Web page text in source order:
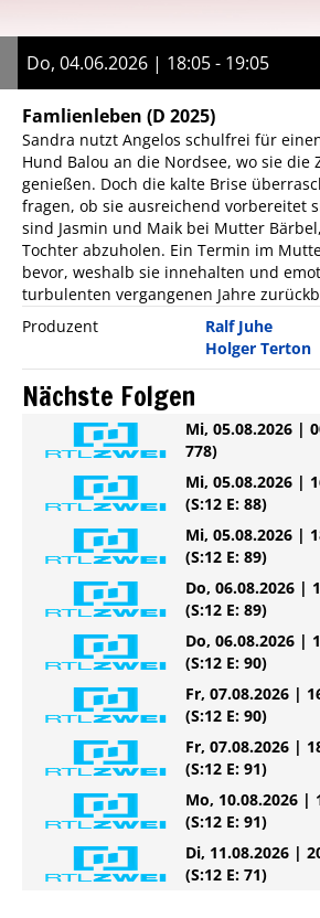
Do, 04.06.2026 | 18:05 - 19:05
Famlienleben (D 2025)
Sandra nutzt Angelos schulfrei für
Hund Balou an die Nordsee, wo sie die
genießen. Doch die kalte Brise
fragen, ob sie ausreichend vorbereitet
sind Jasmin und Maik bei Mutter
Tochter abzuholen. Ein Termin im
bevor, weshalb sie innehalten und
turbulenten vergangenen Jahre
Produzent
Ralf Juhe
Holger Terton
Nächste Folgen
Mi, 05.08.2026 |
778)
Mi, 05.08.2026 |
(S:12 E: 88)
Mi, 05.08.2026 |
(S:12 E: 89)
Do, 06.08.2026 |
(S:12 E: 89)
Do, 06.08.2026 |
(S:12 E: 90)
Fr, 07.08.2026 |
(S:12 E: 90)
Fr, 07.08.2026 |
(S:12 E: 91)
Mo, 10.08.2026 |
(S:12 E: 91)
Di, 11.08.2026 |
(S:12 E: 71)